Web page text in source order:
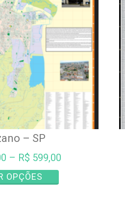
escolhidas
página
do
produto
– SP
– R$ 599,00
OPÇÕES
produto